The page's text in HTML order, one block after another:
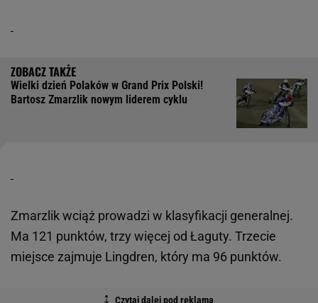
Wielki dzień Polaków w Grand Prix Polski!
Bartosz Zmarzlik nowym liderem cyklu
Zmarzlik wciąż prowadzi w klasyfikacji generalnej.
Ma 121 punktów, trzy więcej od Łaguty. Trzecie
miejsce zajmuje Lingdren, który ma 96 punktów.